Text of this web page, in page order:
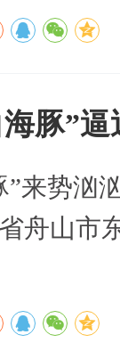
豚”
来势汹
舟山市